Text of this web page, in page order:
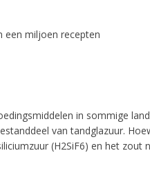
een miljoen recepten
in sommige
van tandglazuur.
(H2SiF6) en het zout